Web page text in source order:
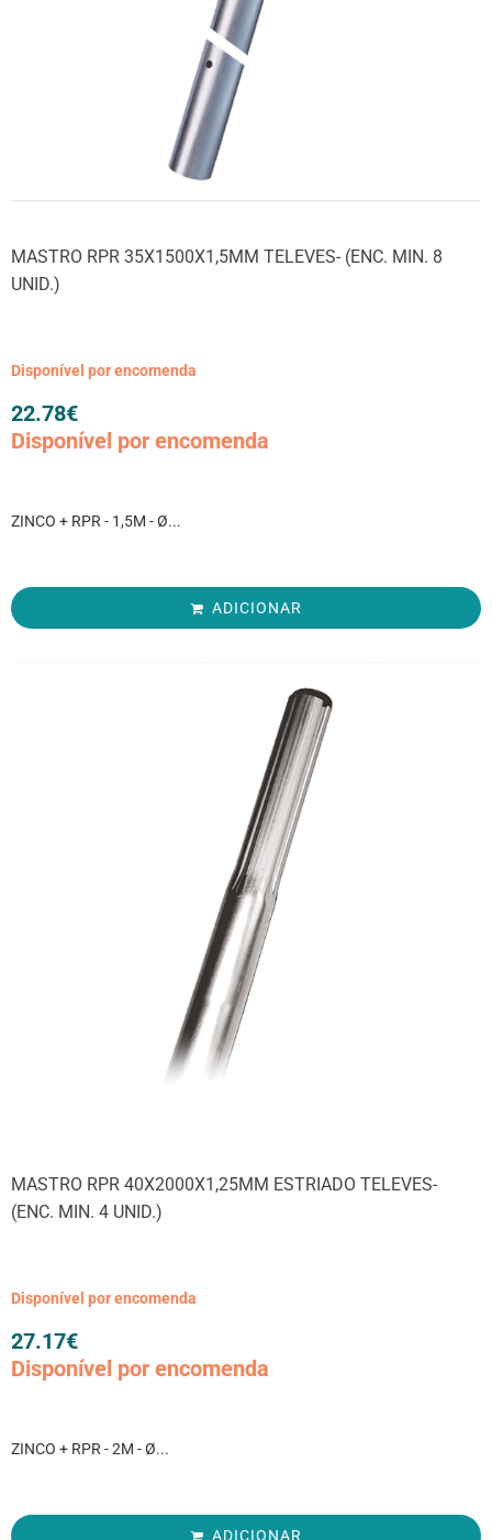
MASTRO RPR 35X1500X1,5MM TELEVES- (ENC. MIN. 8
UNID.)
Disponível por encomenda
22.78€
Disponível por encomenda
ZINCO + RPR - 1,5M - Ø...
ADICIONAR
MASTRO RPR 40X2000X1,25MM ESTRIADO TELEVES-
(ENC. MIN. 4 UNID.)
Disponível por encomenda
27.17€
Disponível por encomenda
ZINCO + RPR - 2M - Ø...
ADICIONAR